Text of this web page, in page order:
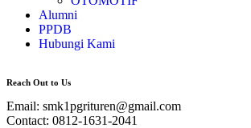
Alumni
PPDB
Hubungi Kami
Reach Out to Us
Email: smk1pgrituren@gmail.com
Contact: 0812-1631-2041